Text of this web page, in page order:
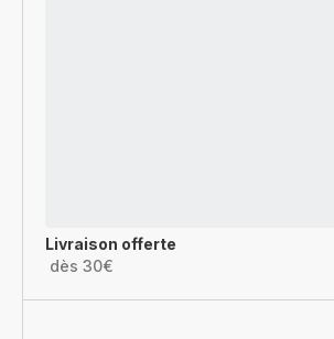
Livraison offerte
dès 30€